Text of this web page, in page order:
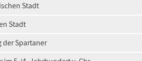
Stadt
Stadt
Spartaner